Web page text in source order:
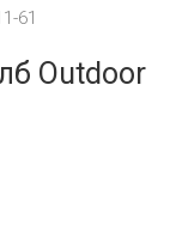
61
Outdoor